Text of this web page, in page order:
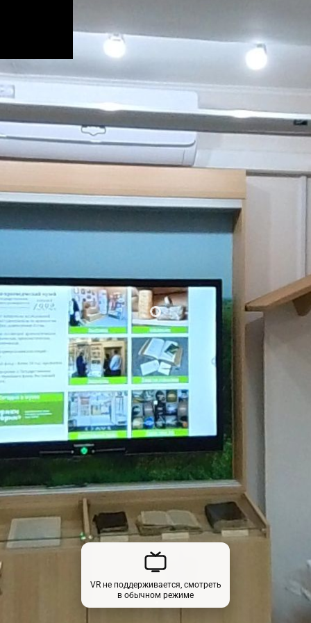
VR не поддерживается, смотреть
в обычном режиме